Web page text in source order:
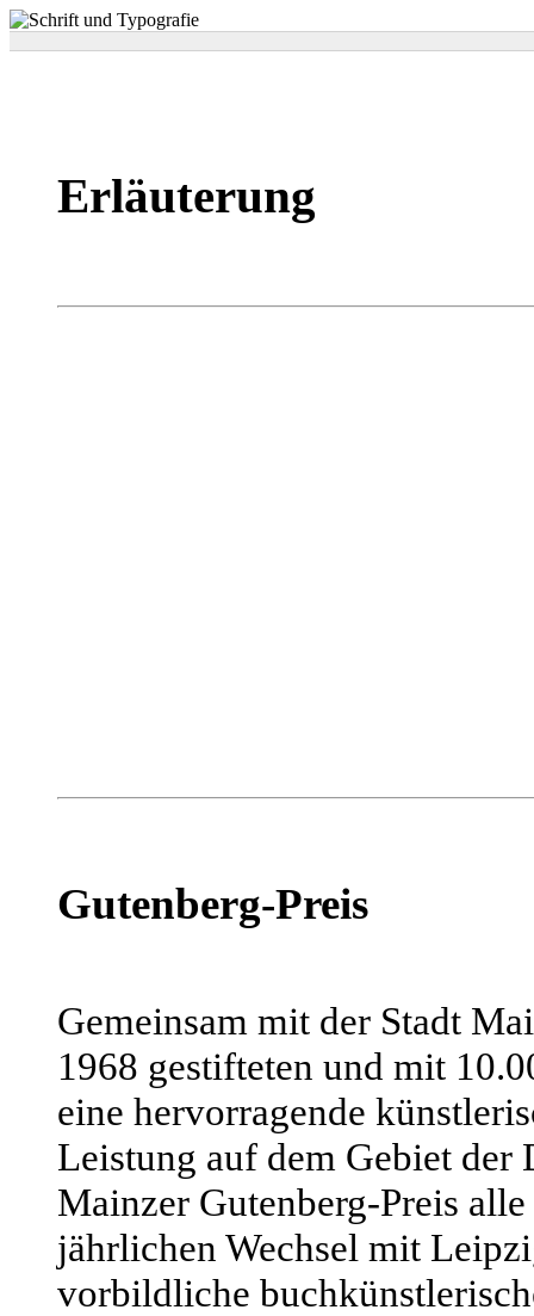
Erläuterung
Gutenberg-Preis
Gemeinsam mit der Stadt
1968 gestifteten und mit
eine hervorragende
Leistung auf dem Gebiet
Mainzer Gutenberg-Preis
jährlichen Wechsel mit
vorbildliche